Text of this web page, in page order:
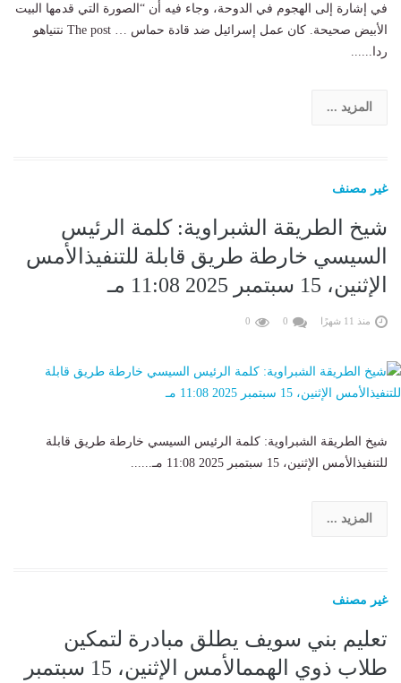
في إشارة إلى الهجوم في الدوحة، وجاء فيه أن “الصورة التي قدمها البيت
الأبيض صحيحة. كان عمل إسرائيل ضد قادة حماس … The post نتنياهو
ردا......
المزيد ...
غير مصنف
شيخ الطريقة الشبراوية: كلمة الرئيس
السيسي خارطة طريق قابلة للتنفيذالأمس
الإثنين، 15 سبتمبر 2025 11:08 مـ
منذ 11 شهرًا 0
0
شيخ الطريقة الشبراوية: كلمة الرئيس السيسي خارطة طريق قابلة
للتنفيذالأمس الإثنين، 15 سبتمبر 2025 11:08 مـ......
المزيد ...
غير مصنف
تعليم بني سويف يطلق مبادرة لتمكين
طلاب ذوي الهممالأمس الإثنين، 15 سبتمبر